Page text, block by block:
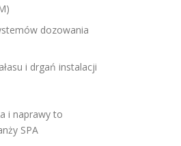
dozowania
i drgań instalacji
i naprawy to
SPA